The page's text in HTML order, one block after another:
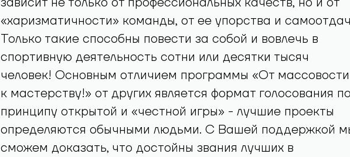
«харизматичности» команды, от ее упорства и
Только такие способны повести за собой и вовлечь в
спортивную деятельность сотни или десятки тысяч
человек! Основным отличием программы «От
к мастерству!» от других является формат голосования по
принципу открытой и «честной игры» - лучшие проекты
определяются обычными людьми. С Вашей поддержкой
сможем доказать, что достойны звания лучших в